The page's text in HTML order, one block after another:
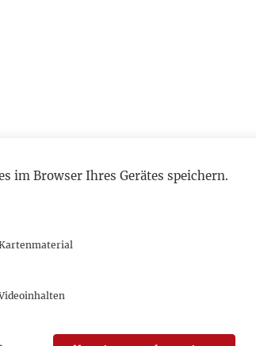
im Browser Ihres Gerätes speichern.